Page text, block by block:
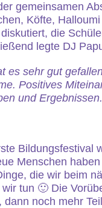
gemeinsamen
Köfte,
die
legte DJ
es sehr gut
Positives
und
Bildungsfestival
Menschen
die wir beim
tun 🙂 Die
dann noch mehr